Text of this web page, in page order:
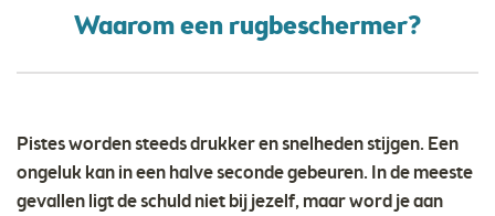
Waarom een rugbeschermer?
Pistes worden steeds drukker en snelheden stijgen. Een
ongeluk kan in een halve seconde gebeuren. In de meeste
gevallen ligt de schuld niet bij jezelf, maar word je aan